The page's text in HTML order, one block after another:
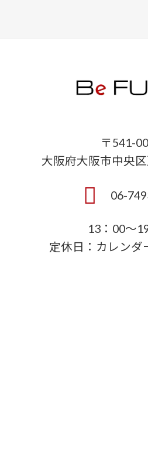
〒541-
大阪府大阪市中央
06-
13：00～
定休日：カレンダ